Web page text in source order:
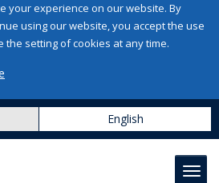
your experience on our website. By
using our website, you accept the use
the setting of cookies at any time.
English